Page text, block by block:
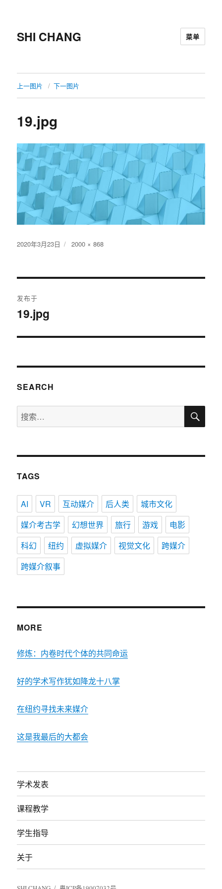
SHI CHANG 菜单
上一图片 下一图片
19.jpg
发
2020年3月23日
原
寸
2000 × 868
章
发布于
19.jpg
SEARCH
搜
索：
搜
TAGS
AI VR 互动媒介 后人类
城市文化
媒介考古学
幻想世界 旅行 游戏
电影
科幻
纽约 虚拟媒介 视觉文化
跨媒介
跨媒介叙事
MORE
修炼：内卷时代个体的共同命运
好的学术写作犹如降龙十八掌
在纽约寻找未来媒介
这是我最后的大都会
学术发表
课程教学
学生指导
关于